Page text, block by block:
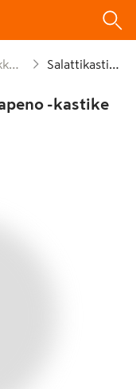
Salattikastike
-kastike